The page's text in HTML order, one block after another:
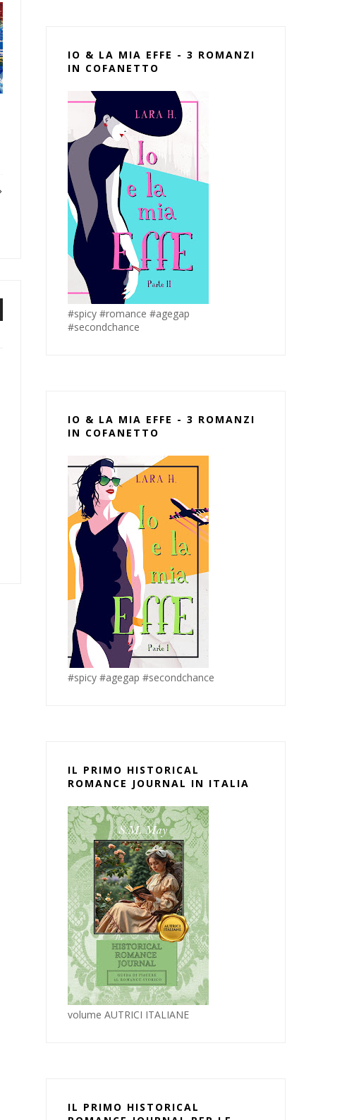
IO & LA MIA EFFE - 3 ROMANZI
IN COFANETTO
#spicy #romance #agegap
#secondchance
IO & LA MIA EFFE - 3 ROMANZI
IN COFANETTO
#spicy #agegap #secondchance
IL PRIMO HISTORICAL
ROMANCE JOURNAL IN ITALIA
volume AUTRICI ITALIANE
IL PRIMO HISTORICAL